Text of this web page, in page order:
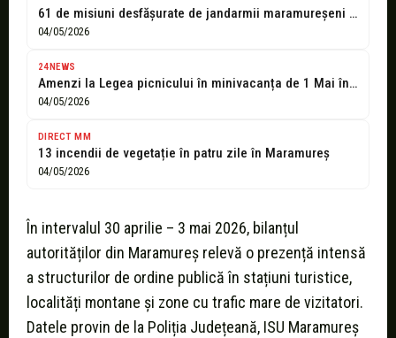
61 de misiuni desfășurate de jandarmii maramureșeni în minivacanța de 1 Mai
04/05/2026
24NEWS
Amenzi la Legea picnicului în minivacanța de 1 Mai în Maramureș
04/05/2026
DIRECT MM
13 incendii de vegetație în patru zile în Maramureș
04/05/2026
În intervalul 30 aprilie – 3 mai 2026, bilanțul
autorităților din Maramureș relevă o prezență intensă
a structurilor de ordine publică în stațiuni turistice,
localități montane și zone cu trafic mare de vizitatori.
Datele provin de la Poliția Județeană, ISU Maramureș